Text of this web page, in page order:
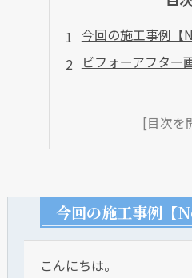
今回の施工事例【
ビフォーアフター
今回の施工事例【
こんにちは。